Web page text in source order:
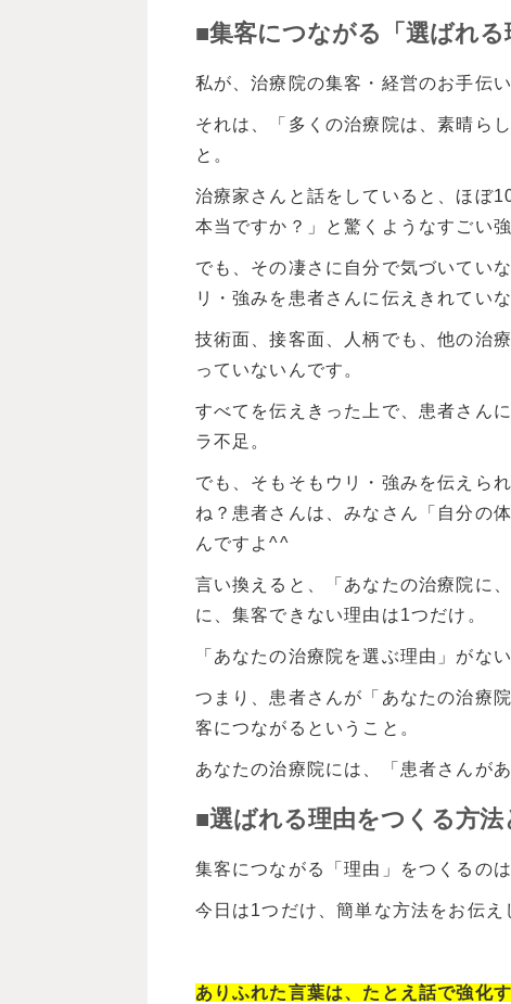
■集客につながる「選ばれる
私が、治療院の集客・経営のお手伝
それは、「多くの治療院は、素晴ら
と。
治療家さんと話をしていると、ほぼ
本当ですか？」と驚くようなすごい
でも、その凄さに自分で気づいてい
リ・強みを患者さんに伝えきれてい
技術面、接客面、人柄でも、他の治
っていないんです。
すべてを伝えきった上で、患者さん
ラ不足。
でも、そもそもウリ・強みを伝えら
ね？患者さんは、みなさん「自分の
んですよ^^
言い換えると、「あなたの治療院に
に、集客できない理由は1つだけ。
「あなたの治療院を選ぶ理由」がな
つまり、患者さんが「あなたの治療
客につながるということ。
あなたの治療院には、「患者さんが
■選ばれる理由をつくる方法
集客につながる「理由」をつくるの
今日は1つだけ、簡単な方法をお伝
ありふれた言葉は、たとえ話で強化す